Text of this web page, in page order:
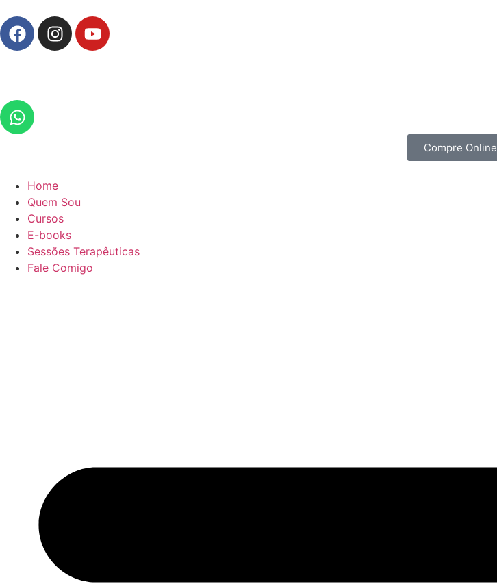
Compre Online
Home
Quem Sou
Cursos
E-books
Sessões Terapêuticas
Fale Comigo